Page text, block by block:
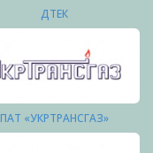
ДТЕК
ПАТ «УКРТРАНСГАЗ»